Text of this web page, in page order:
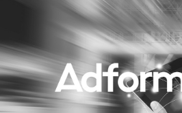
Menu